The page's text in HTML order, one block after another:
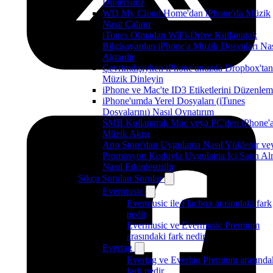
Dinlersiniz
WD My Cloud Home'dan iPhone'da Müzik
Nasıl Çalınır
iTunes Olmadan WiFi-Drive Kullanarak
Bilgisayardan iPhone'a Müzik Dosyaları
Aktarılır
Çevrimdışıyken iPhone'unuzda Dropbox'tan
Müzik Dinleyin
iPhone ve Mac'te ID3 Etiketlerini
iPhone'umda Yerel Dosyaları (iTunes
Dosyalarını) Nasıl Oynatırım
SMB Kullanarak Mac veya PC'den
Müzik Akışı
App Store'dan Uygulama Nasıl Yüklenir
Promosyon Koduyla Uygulama İçi Satın
Nasıl Etkinleştirilir
Sıkça Sorulan Sorular
Evermusic
Evermusic ile Flacbox arasındaki fark
nedir
Evermusic ve Evermusic Premium
arasındaki fark nedir
Evertag
Evertag ve Evertag Premium
fark nedir